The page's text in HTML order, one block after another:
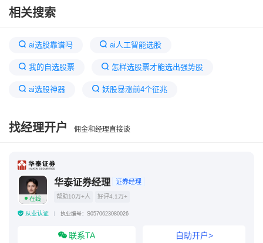
相关搜索
ai选股靠谱吗 ai人工智能选股
我的自选股票 怎样选股票才能选出强势股
ai选股神器 妖股暴涨前4个征兆
亨通光电最佳买入点
找经理开户 佣金和经理直接谈
在线
华泰证券经理 证券经理
帮助10万+人 好评4.1万+
从业认证 执业编号：S0570623080026
联系TA 自助开户>